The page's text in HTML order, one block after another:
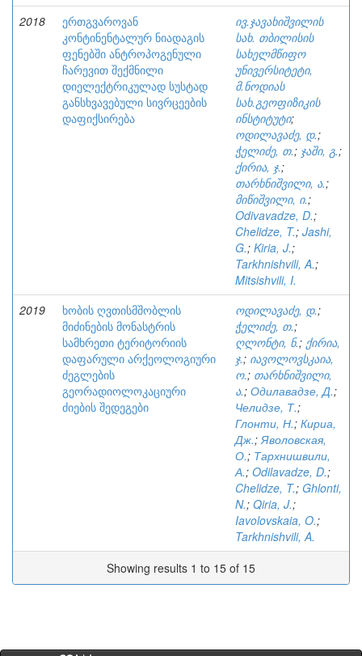
2018
ერთგვაროვან
კონტინენტალურ ნიადაგის
ფენებში ანტროპოგენული
ჩარევით შექმნილი
დიელექტრიკულად სუსტად
განსხვავებული სივრცეების
დაფიქსირება
ივ.ჯავახიშვილის
სახ. თბილისის
სახელმწიფო
უნივერსიტეტი,
მ.ნოდიას
სახ.გეოფიზიკის
ინსტიტუტი;
ოდილავაძე, დ.;
ჭელიძე, თ.; ჯაში, გ.;
ქირია, ჯ.;
თარხნიშვილი, ა.;
მიწიშვილი, ი.;
Odivavadze, D.;
Chelidze, T.; Jashi,
G.; Kiria, J.;
Tarkhnishvili, A.;
Mitsishvili, I.
2019
ხობის ღვთისმშობლის
მიძინების მონასტრის
სამხრეთი ტერიტორიის
დაფარული არქეოლოგიური
ძეგლების
გეორადიოლოკაციური
ძიების შედეგები
ოდილავაძე, დ.;
ჭელიძე, თ.;
ღლონტი, ნ.; ქირია,
ჯ.; იავოლოვსკაია,
ო.; თარხნიშვილი,
ა.; Одилавадзе, Д.;
Челидзе, Т.;
Глонти, Н.; Кириа,
Дж.;Яволовская,
О.; Тархнишвили,
А.; Odilavadze, D.;
Chelidze, T.; Ghlonti,
N.; Qiria, J.;
Iavolovskaia, O.;
Tarkhnishvili, A.
Showing results 1 to 15 of 15